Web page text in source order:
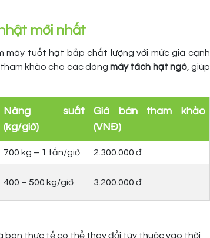
mới nhất
máy tuốt hạt bắp chất lượng với mức giá cạnh
khảo cho các dòng máy tách hạt ngô, giúp
Năng suất
(kg/giờ)
Giá bán tham khảo
(VNĐ)
700 kg – 1 tấn/giờ 2.300.000 đ
400 – 500 kg/giờ 3.200.000 đ
bán thực tế có thể thay đổi tùy thuộc vào thời